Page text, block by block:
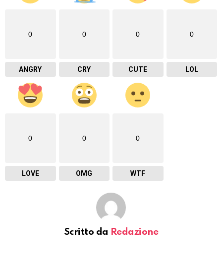
0
ANGRY
0
CRY
0
CUTE
0
LOL
0
LOVE
0
OMG
0
WTF
Scritto da Redazione